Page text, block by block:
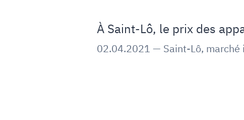
À Saint-Lô, le prix des
02.04.2021 — Saint-Lô, marché